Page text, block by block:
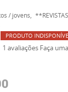
/ jovens
PRODUTO
1 avaliações Faça